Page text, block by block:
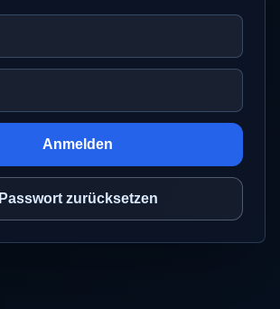
Anmelden
Passwort zurücksetzen